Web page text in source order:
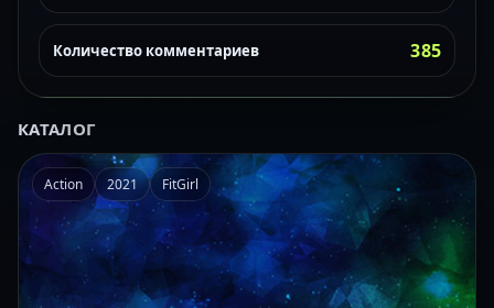
Количество комментариев 385
КАТАЛОГ
Action 2021 FitGirl